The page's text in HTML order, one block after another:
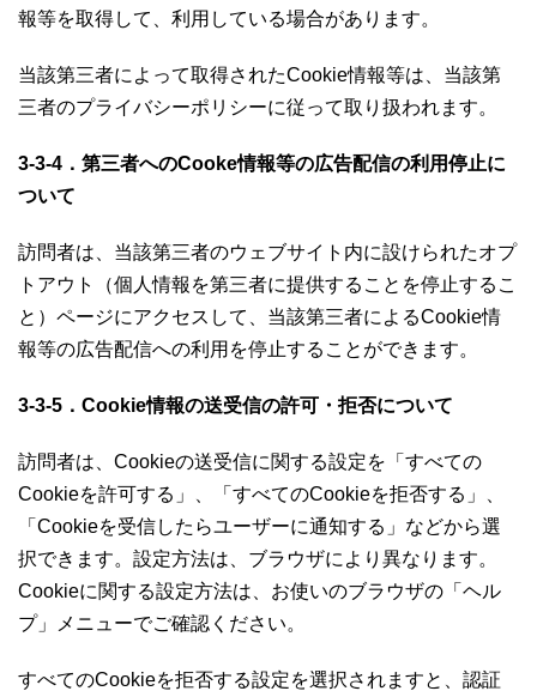
報等を取得して、利用している場合があります。
当該第三者によって取得されたCookie情報等は、当該第
三者のプライバシーポリシーに従って取り扱われます。
3-3-4．第三者へのCooke情報等の広告配信の利用停止に
ついて
訪問者は、当該第三者のウェブサイト内に設けられたオプ
トアウト（個人情報を第三者に提供することを停止するこ
と）ページにアクセスして、当該第三者によるCookie情
報等の広告配信への利用を停止することができます。
3-3-5．Cookie情報の送受信の許可・拒否について
訪問者は、Cookieの送受信に関する設定を「すべての
Cookieを許可する」、「すべてのCookieを拒否する」、
「Cookieを受信したらユーザーに通知する」などから選
択できます。設定方法は、ブラウザにより異なります。
Cookieに関する設定方法は、お使いのブラウザの「ヘル
プ」メニューでご確認ください。
すべてのCookieを拒否する設定を選択されますと、認証